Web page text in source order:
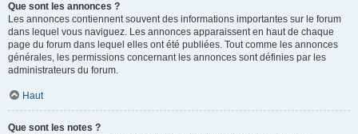
Que sont les annonces ?
Les annonces contiennent souvent des informations importantes sur le forum
dans lequel vous naviguez. Les annonces apparaissent en haut de chaque
page du forum dans lequel elles ont été publiées. Tout comme les annonces
générales, les permissions concernant les annonces sont définies par les
administrateurs du forum.
Haut
Que sont les notes ?